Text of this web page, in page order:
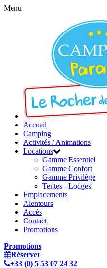
Menu
Accueil
Camping
Activités / Animations
Locations
Gamme Essentiel
Gamme Confort
Gamme Privilège
Tentes - Lodges
Emplacements
Alentours
Accès
Contact
Promotions
Promotions
Réserver
+33 (0) 5 53 07 24 32